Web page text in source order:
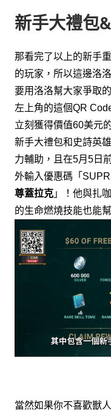
新手大禮包
那看完了以上的新手重
的玩家， 所以這邊洛
要用洛洛幫大家爭取
左上角的這個QR
立刻獲得價值60美元
新手大禮包和史詩英
力輔助， 且在5月 5 日
外輸入優惠碼「
尊蓋拉克 」！ 他與扎
的生命燃燒技能也能
當然如果你不喜歡獸人